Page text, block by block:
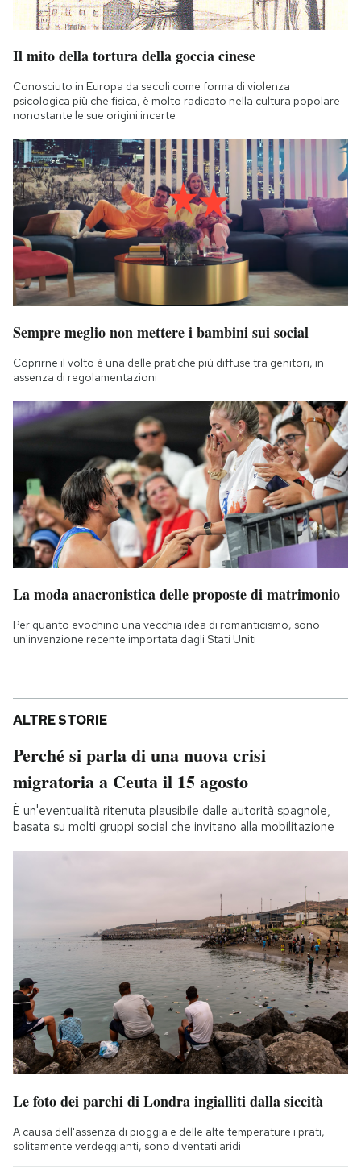
Il mito della tortura della goccia cinese
Conosciuto in Europa da secoli come forma di violenza
psicologica più che fisica, è molto radicato nella cultura popolare
nonostante le sue origini incerte
Sempre meglio non mettere i bambini sui social
Coprirne il volto è una delle pratiche più diffuse tra genitori, in
assenza di regolamentazioni
La moda anacronistica delle proposte di matrimonio
Per quanto evochino una vecchia idea di romanticismo, sono
un'invenzione recente importata dagli Stati Uniti
ALTRE STORIE
Perché si parla di una nuova crisi
migratoria a Ceuta il 15 agosto
È un'eventualità ritenuta plausibile dalle autorità spagnole,
basata su molti gruppi social che invitano alla mobilitazione
Le foto dei parchi di Londra ingialliti dalla siccità
A causa dell'assenza di pioggia e delle alte temperature i prati,
solitamente verdeggianti, sono diventati aridi